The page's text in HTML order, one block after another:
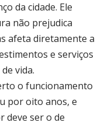
da cidade. Ele
não prejudica
afeta diretamente a
e serviços
vida.
o funcionamento
por oito anos, e
deve ser o de